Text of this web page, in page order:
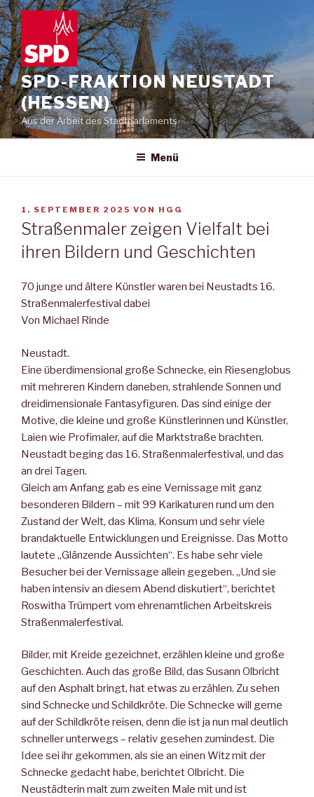
Zum
Inhalt
springen
SPD-FRAKTION NEUSTADT
(HESSEN)
Aus der Arbeit des Stadtparlaments
Menü
VERÖFFENTLICHT
AM
1. SEPTEMBER 2025 VON HGG
Straßenmaler zeigen Vielfalt bei
ihren Bildern und Geschichten
70 junge und ältere Künstler waren bei Neustadts 16.
Straßenmalerfestival dabei
Von Michael Rinde
Neustadt.
Eine überdimensional große Schnecke, ein Riesenglobus
mit mehreren Kindern daneben, strahlende Sonnen und
dreidimensionale Fantasyfiguren. Das sind einige der
Motive, die kleine und große Künstlerinnen und Künstler,
Laien wie Profimaler, auf die Marktstraße brachten.
Neustadt beging das 16. Straßenmalerfestival, und das
an drei Tagen.
Gleich am Anfang gab es eine Vernissage mit ganz
besonderen Bildern – mit 99 Karikaturen rund um den
Zustand der Welt, das Klima, Konsum und sehr viele
brandaktuelle Entwicklungen und Ereignisse. Das Motto
lautete „Glänzende Aussichten“. Es habe sehr viele
Besucher bei der Vernissage allein gegeben. „Und sie
haben intensiv an diesem Abend diskutiert“, berichtet
Roswitha Trümpert vom ehrenamtlichen Arbeitskreis
Straßenmalerfestival.
Bilder, mit Kreide gezeichnet, erzählen kleine und große
Geschichten. Auch das große Bild, das Susann Olbricht
auf den Asphalt bringt, hat etwas zu erzählen. Zu sehen
sind Schnecke und Schildkröte. Die Schnecke will gerne
auf der Schildkröte reisen, denn die ist ja nun mal deutlich
schneller unterwegs – relativ gesehen zumindest. Die
Idee sei ihr gekommen, als sie an einen Witz mit der
Schnecke gedacht habe, berichtet Olbricht. Die
Neustädterin malt zum zweiten Male mit und ist